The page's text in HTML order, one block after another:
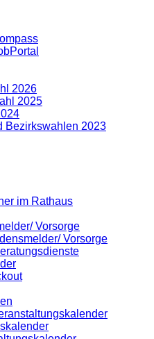
2026
2025
Bezirkswahlen 2023
im Rathaus
Vorsorge
Vorsorge